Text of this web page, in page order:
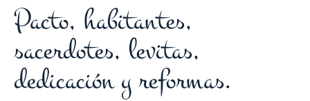
Pacto, habitantes,
sacerdotes, levitas,
dedicación y reformas.